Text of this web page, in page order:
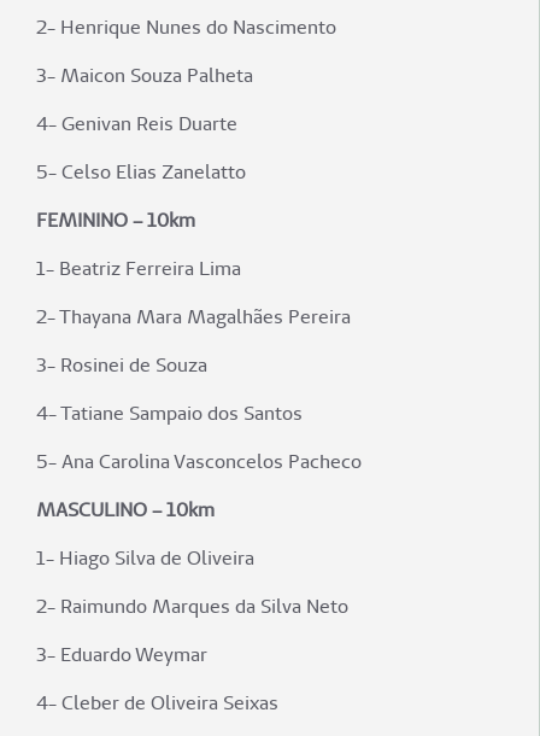
2- Henrique Nunes do Nascimento
3- Maicon Souza Palheta
4- Genivan Reis Duarte
5- Celso Elias Zanelatto
FEMININO – 10km
1- Beatriz Ferreira Lima
2- Thayana Mara Magalhães Pereira
3- Rosinei de Souza
4- Tatiane Sampaio dos Santos
5- Ana Carolina Vasconcelos Pacheco
MASCULINO – 10km
1- Hiago Silva de Oliveira
2- Raimundo Marques da Silva Neto
3- Eduardo Weymar
4- Cleber de Oliveira Seixas